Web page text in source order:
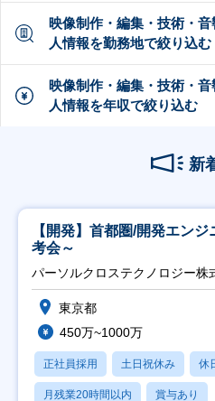
映像制作・編集・技術・
人情報を勤務地で絞り込む
映像制作・編集・技術・
人情報を年収で絞り込む
新
【開発】首都圏/開発エン
考会～
パーソルクロステクノロジー株
東京都
450万~1000万
正社員採用 土日祝休み 休
月残業20時間以内 賞与あり